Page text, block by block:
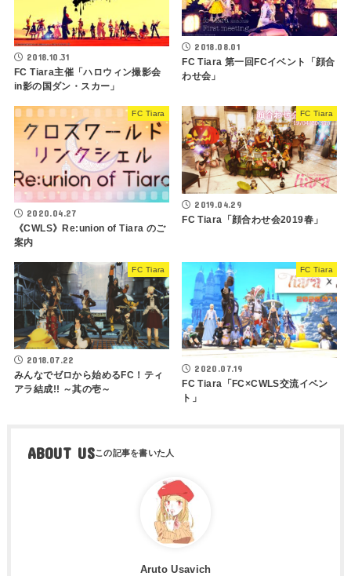
2018.10.31
FC Tiara主催「ハロウィン撮影会
in影の国ダン・スカー」
2018.08.01
FC Tiara 第一回FCイベント「顔合
わせ会」
FC Tiara
2020.04.27
《CWLS》Re:union of Tiara のご
案内
FC Tiara
2019.04.29
FC Tiara「顔合わせ会2019春」
FC Tiara
2018.07.22
みんなでゼロから始めるFC！ティ
アラ結成!! ～其の壱～
FC Tiara
2020.07.19
FC Tiara「FC×CWLS交流イベン
ト」
ABOUT US
Aruto Usavich